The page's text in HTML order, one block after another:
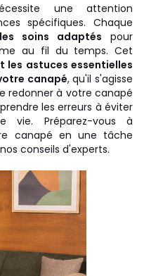
une attention
spécifiques. Chaque
soins adaptés pour
au fil du temps. Cet
les astuces essentielles
canapé, qu'il s'agisse
redonner à votre canapé
les erreurs à éviter
vie. Préparez-vous à
canapé en une tâche
conseils d'experts.